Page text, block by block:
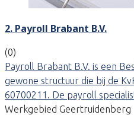
2. Payroll Brabant B.V.
(0)
Payroll Brabant B.V. is een
gewone structuur die bij de
60700211. De payroll
Werkgebied Geertruidenberg